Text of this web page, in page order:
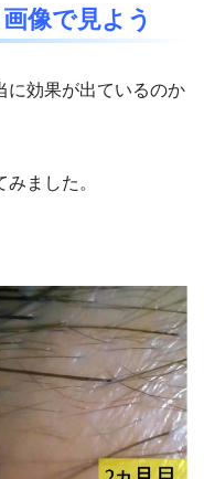
像で見よう
に効果が出ているのか
みました。